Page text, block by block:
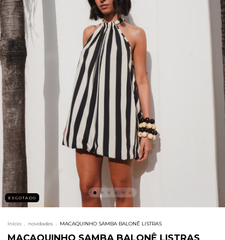
ESGOTADO
Início . novidades . MACAQUINHO SAMBA BALONÊ LISTRAS